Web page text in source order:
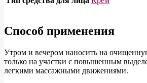
Способ применения
Утром и вечером наносить на
только на участки с повышенным
легкими массажными движениями.